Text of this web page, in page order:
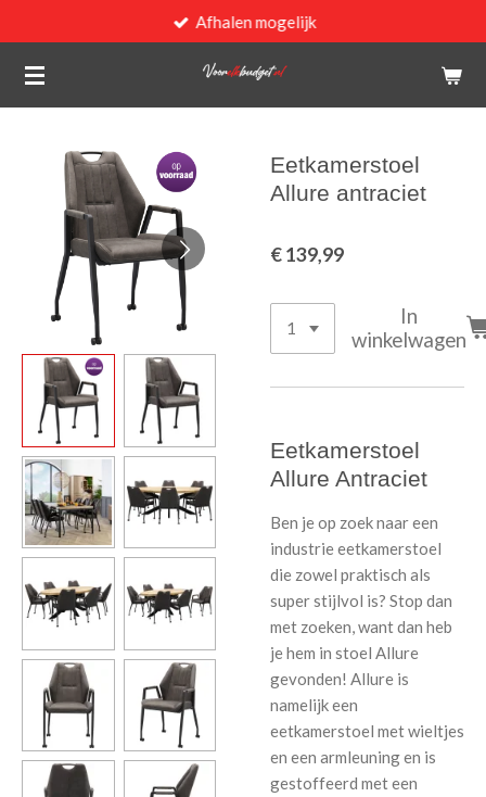
direct
naar
Afhalen mogelijk
Eetkamerstoel
Allure antraciet
€ 139,99
In
winkelwagen
Eetkamerstoel
Allure Antraciet
Ben je op zoek naar een
industrie eetkamerstoel
die zowel praktisch als
super stijlvol is? Stop dan
met zoeken, want dan heb
je hem in stoel Allure
gevonden! Allure is
namelijk een
eetkamerstoel met wieltjes
en een armleuning en is
gestoffeerd met een